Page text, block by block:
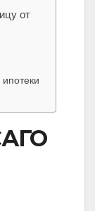
от